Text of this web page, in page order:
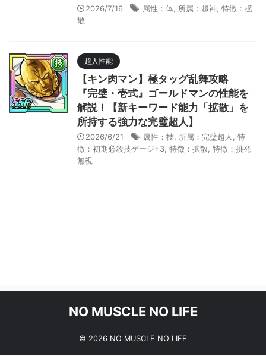
2026/7/16 属性：体 所属：超神 特徴：拡
散
超人性能
【キン肉マン】極タッグ乱舞攻略
『完璧・壱式』ゴールドマンの性能を
解説！【新キーワード能力「拡散」を
所持する強力な完璧超人】
2026/6/21 属性：技 所属：完璧超人
特
徴：初期必殺技ゲージ+3 特徴：拡散 特徴：挑発
無視
NO MUSCLE NO LIFE
© 2026 NO MUSCLE NO LIFE